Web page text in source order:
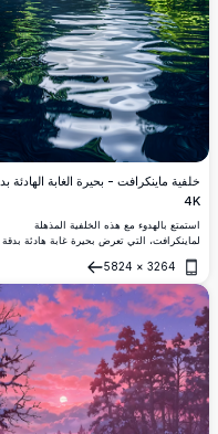
خلفية ماينكرافت - بحيرة الغابة الهادئة
4K
استمتع بالهدوء مع هذه الخلفية المذهلة
الملتقطة بشكل بكسلي والمياه العاكسة، مما
هروبًا افتراضيًا ممتعًا. مخصصة للأجهزة
تجلب هذه الصورة عالية الدقة الأجواء الهادئة
للبرية المكسوة بالبكسل إلى الحياة، مما يجعلها
مثالية لعشاق ماينكرافت الذين يتطلعون إلى
تحسين واجهة أجهزتهم بنبرة مهدئة.
3264
×
5824
فتح